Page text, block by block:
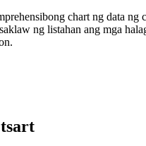
chart ng data
ng listahan ang mga